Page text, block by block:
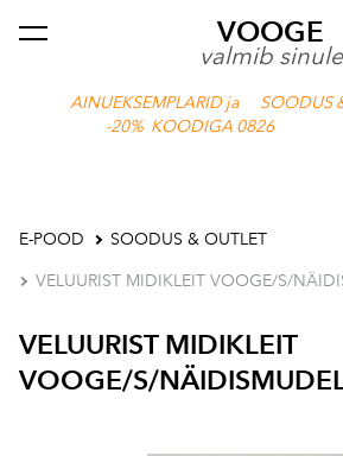
VOOGE
valmib sinule
AINUEKSEMPLARID ja SOODUS
-20% KOODIGA 0826
lisati ostukorvi. Vaata ostukorvi
E-POOD SOODUS & OUTLET
VELUURIST MIDIKLEIT VOOGE/S/
VELUURIST MIDIKLEIT
VOOGE/S/